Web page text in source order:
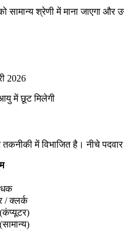
सामान्य श्रेणी में माना जाएगा और
2026
आयु में छूट मिलेगी
में विभाजित है। नीचे पदवार
/ क्लर्क